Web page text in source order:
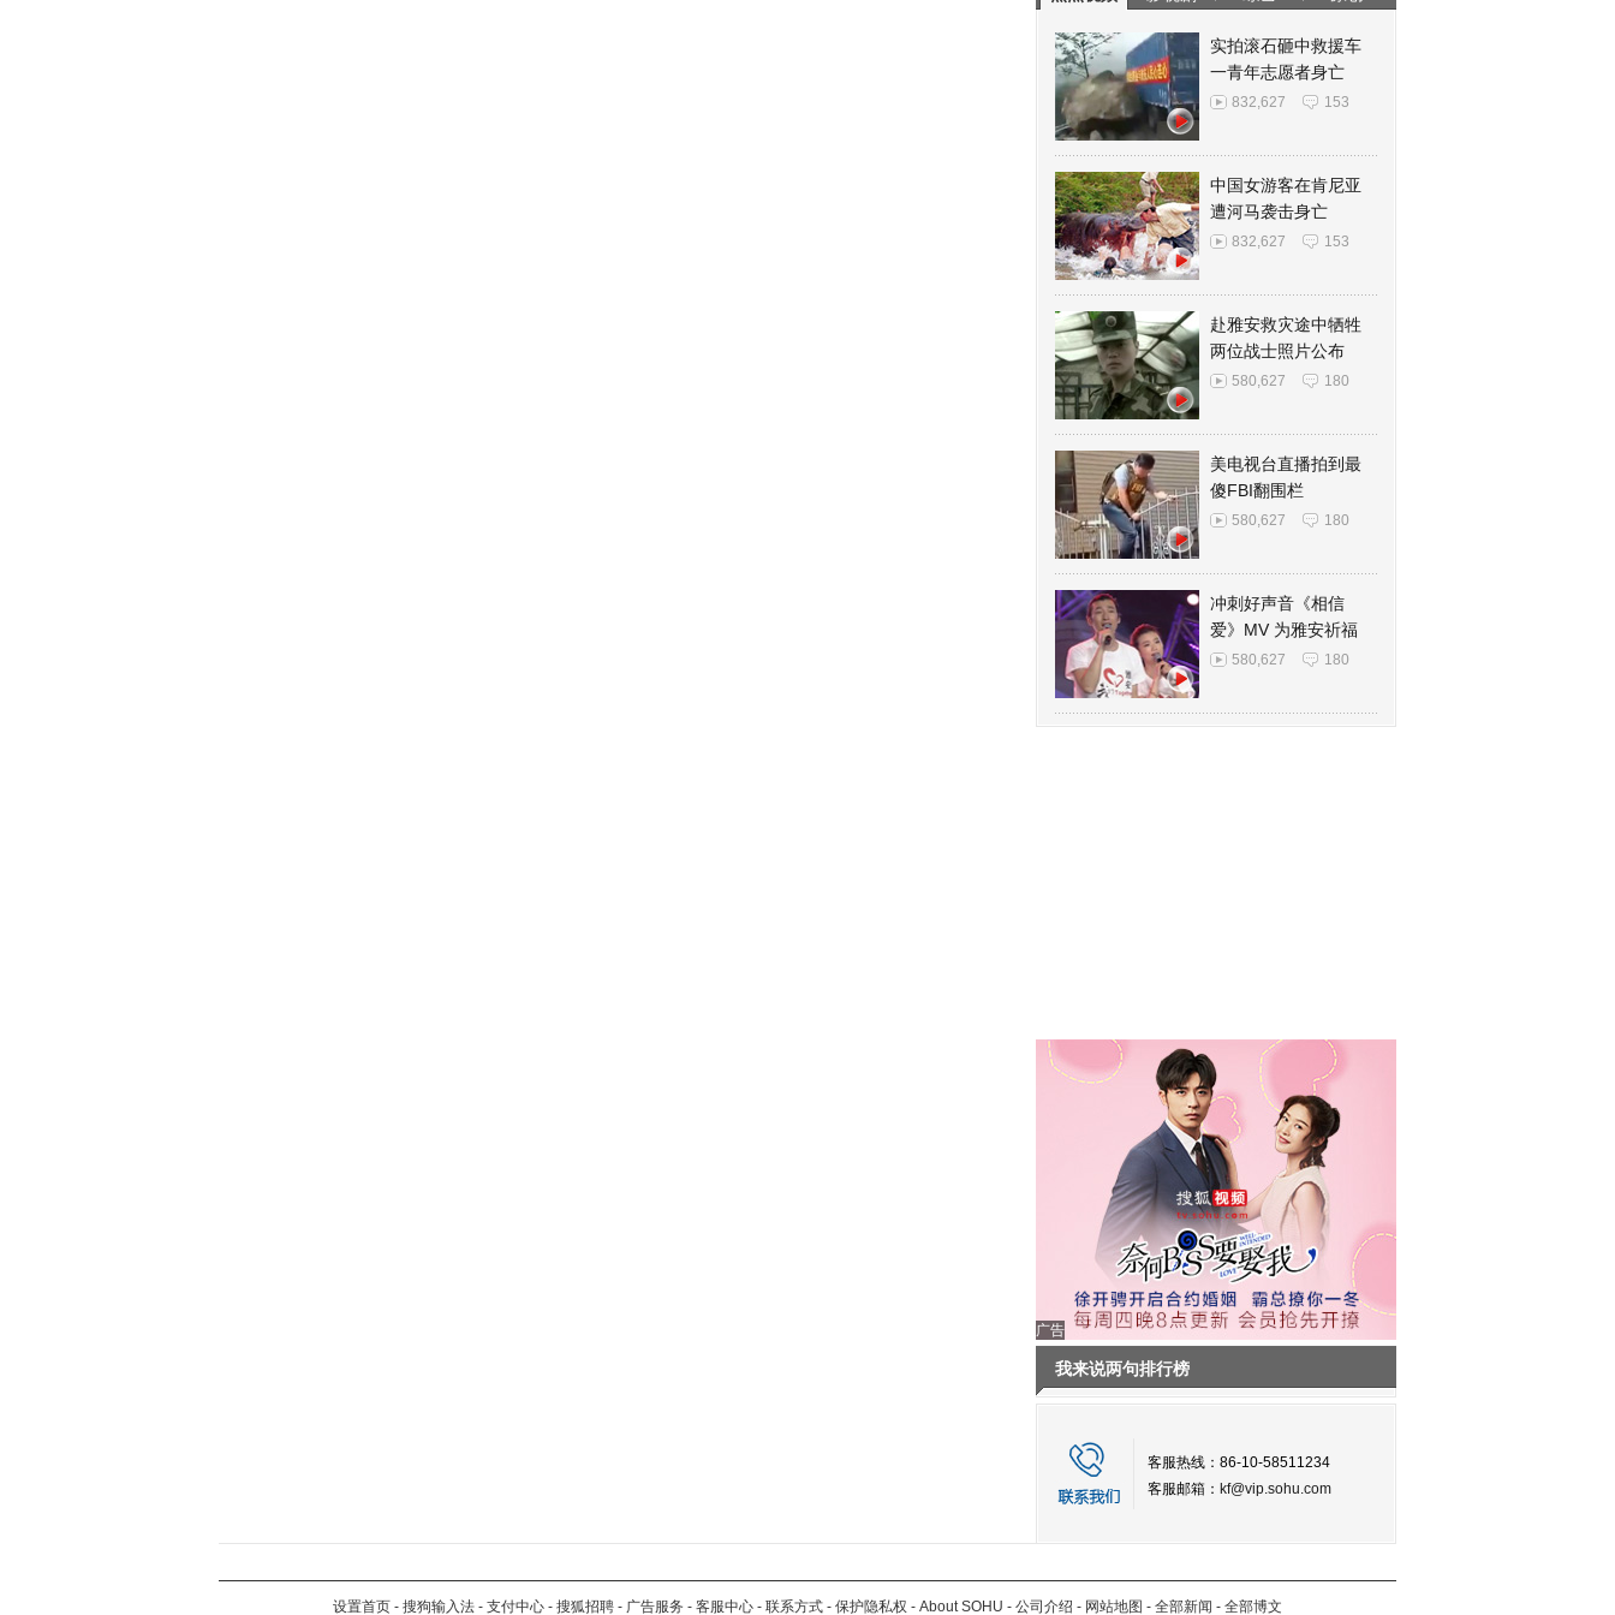
实拍滚石砸中救援车
一青年志愿者身亡
832,627 153
中国女游客在肯尼亚
遭河马袭击身亡
832,627 153
赴雅安救灾途中牺牲
两位战士照片公布
580,627 180
美电视台直播拍到最
傻FBI翻围栏
580,627 180
冲刺好声音《相信
爱》MV 为雅安祈福
580,627 180
广告
我来说两句排行榜
客服热线：86-10-58511234
客服邮箱： kf@vip.sohu.com
设置首页 - 搜狗输入法 - 支付中心 - 搜狐招聘 - 广告服务 - 客服中心 - 联系方式 - 保护隐私权 - About SOHU - 公司介绍 - 网站地图 - 全部新闻 - 全部博文